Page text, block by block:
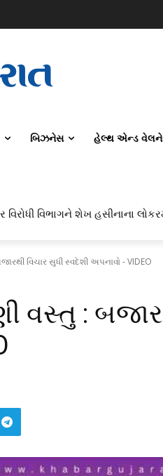
બિઝનેસ હેલ્થ એન્ડ
વિરોધી વિભાગને શેખ હસીનાના
વિચાર સુધી સ્વદેશી અપનાવો - VIDEO
: